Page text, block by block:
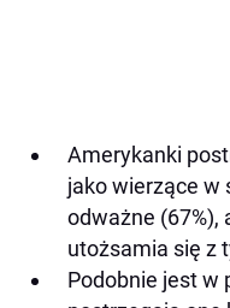
Amerykanki
jako wierzące w
odważne (67%),
utożsamia się z
Podobnie jest w